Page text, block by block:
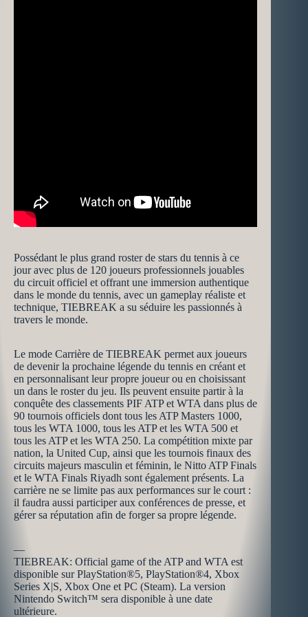
Possédant le plus grand roster de stars du tennis à ce
jour avec plus de 120 joueurs professionnels jouables
du circuit officiel et offrant une immersion authentique
dans le monde du tennis, avec un gameplay réaliste et
technique, TIEBREAK a su séduire les passionnés à
travers le monde.
Le mode Carrière de TIEBREAK permet aux joueurs
de devenir la prochaine légende du tennis en créant et
en personnalisant leur propre joueur ou en choisissant
un dans le roster du jeu. Ils peuvent ensuite partir à la
conquête des classements PIF ATP et WTA dans plus de
90 tournois officiels dont tous les ATP Masters 1000,
tous les WTA 1000, tous les ATP et les WTA 500 et
tous les ATP et les WTA 250. La compétition mixte par
nation, la United Cup, ainsi que les tournois finaux des
circuits majeurs masculin et féminin, le Nitto ATP Finals
et le WTA Finals Riyadh sont également présents. La
carrière ne se limite pas aux performances sur le court :
il faudra aussi participer aux conférences de presse, et
gérer sa réputation afin de forger sa propre légende.
—
TIEBREAK: Official game of the ATP and WTA est
disponible sur PlayStation®5, PlayStation®4, Xbox
Series X|S, Xbox One et PC (Steam). La version
Nintendo Switch™ sera disponible à une date
ultérieure.